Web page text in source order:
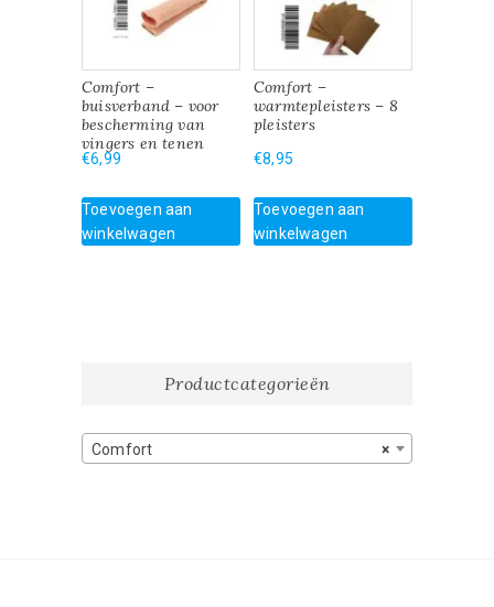
Comfort –
buisverband – voor
bescherming van
vingers en tenen
€6,99
Toevoegen aan
winkelwagen
Comfort –
warmtepleisters – 8
pleisters
€8,95
Toevoegen aan
winkelwagen
Productcategorieën
×
Comfort